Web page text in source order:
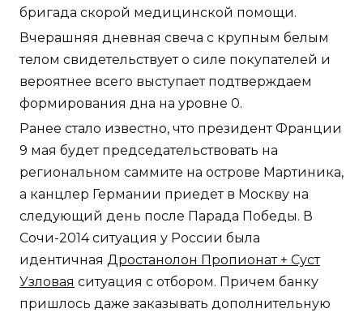
бригада скорой медицинской помощи.
Вчерашняя дневная свеча с крупным белым
телом свидетельствует о силе покупателей и
вероятнее всего выступает подтверждаем
формирования дна на уровне 0.
Ранее стало известно, что президент Франции
9 мая будет председательствовать на
региональном саммите на острове Мартиника,
а канцлер Германии приедет в Москву на
следующий день после Парада Победы. В
Сочи-2014 ситуация у России была
идентичная Дростанолон Пропионат + Суст
Узловая ситуация с отбором. Причем банку
пришлось даже заказывать дополнительную